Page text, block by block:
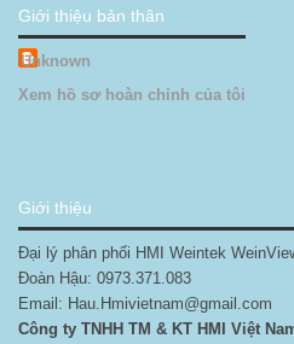
Giới thiệu bản thân
Unknown
Xem hồ sơ hoàn chỉnh của tôi
Giới thiệu
Đại lý phân phối HMI Weintek
Đoàn Hậu: 0973.371.083
Email: Hau.Hmivietnam@gmail.com
Công ty TNHH TM & KT HMI Việt